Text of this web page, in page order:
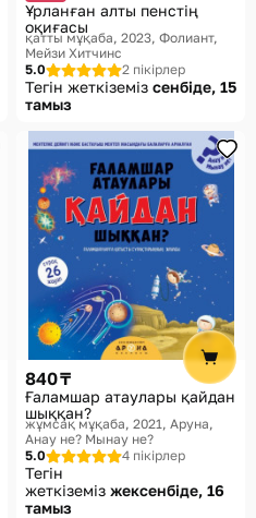
Ұрланған алты пенстің
оқиғасы
қатты мұқаба, 2023 Фолиант,
Мейзи Хитчинс
5.0
2 пікірлер
Тегін жеткіземіз сенбіде, 15
тамыз
840 ₸
Ғаламшар атаулары қайдан
шыққан?
жұмсақ мұқаба, 2021 Аруна,
Анау не? Мынау не?
5.0
4 пікірлер
Тегін
жеткіземіз жексенбіде, 16
тамыз